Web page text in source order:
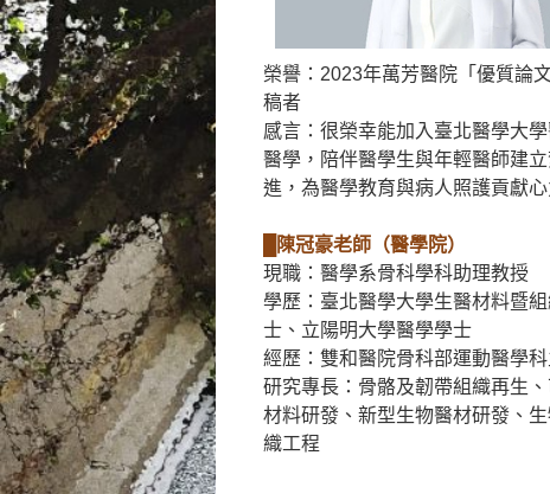
榮譽：2023年萬芳醫院「優質論
稿者
感言：很榮幸能加入臺北醫學大
醫學，陪伴醫學生與年輕醫師建
進，為醫學教育與病人照護貢獻
█陳冠豪老師（醫學院）
現職：醫學系骨科學科助理教授
學歷：臺北醫學大學生醫材料暨
士、立陽明大學醫學學士
經歷：雙和醫院骨科部運動醫學
研究專長：骨骼及韌帶組織再生
材料研發、新型生物醫材研發、
織工程